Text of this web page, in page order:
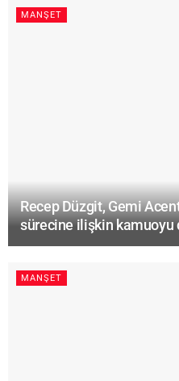
MANŞET
Recep Düzgit, Gemi
sürecine ilişkin kamuoyu
MANŞET